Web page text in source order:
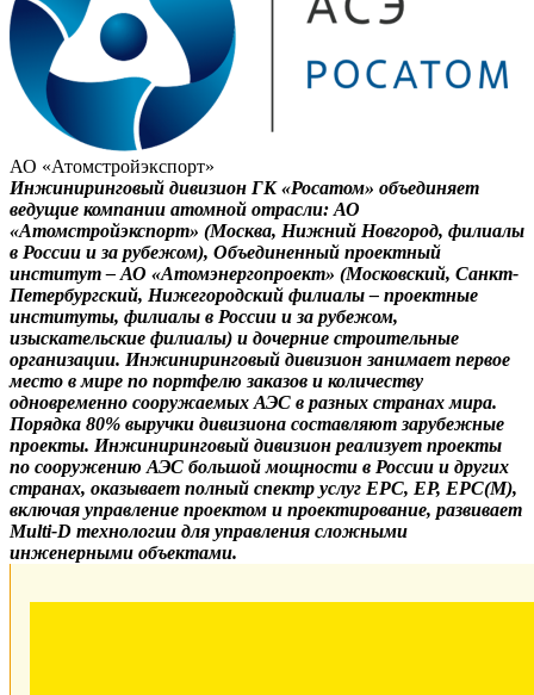
АО «Атомстройэкспорт»
Инжиниринговый дивизион ГК «Росатом» объединяет
ведущие компании атомной отрасли: АО
«Атомстройэкспорт» (Москва, Нижний Новгород, филиалы
в России и за рубежом), Объединенный проектный
институт – АО «Атомэнергопроект» (Московский, Санкт-
Петербургский, Нижегородский филиалы – проектные
институты, филиалы в России и за рубежом,
изыскательские филиалы) и дочерние строительные
организации. Инжиниринговый дивизион занимает первое
место в мире по портфелю заказов и количеству
одновременно сооружаемых АЭС в разных странах мира.
Порядка 80% выручки дивизиона составляют зарубежные
проекты. Инжиниринговый дивизион реализует проекты
по сооружению АЭС большой мощности в России и других
странах, оказывает полный спектр услуг EPC, EP, EPC(M),
включая управление проектом и проектирование, развивает
Multi-D технологии для управления сложными
инженерными объектами.